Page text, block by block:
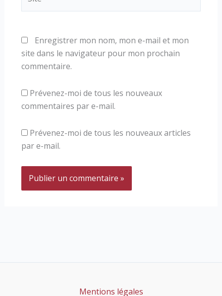
Enregistrer mon nom, mon e-mail et mon
site dans le navigateur pour mon prochain
commentaire.
Prévenez-moi de tous les nouveaux
commentaires par e-mail.
Prévenez-moi de tous les nouveaux articles
par e-mail.
Mentions légales